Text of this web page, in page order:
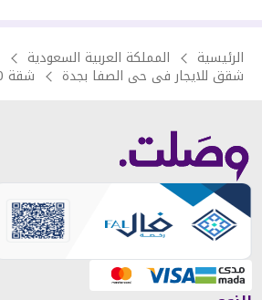
الرئيسية المملكة العربية السعودية
شقق للايجار فى حى الصفا بجدة شقة 400 متر مربع بغرفة